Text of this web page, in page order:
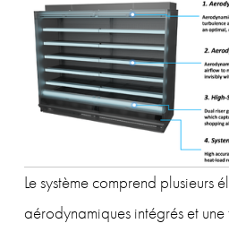
Le système comprend plusieurs
aérodynamiques intégrés et